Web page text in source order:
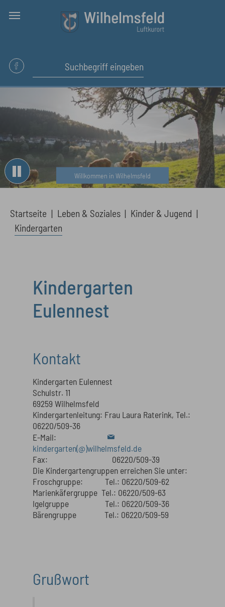
Willkommen in Wilhelmsfeld
Startseite Leben & Soziales
Kinder & Jugend
Kindergarten
Kindergarten
Eulennest
Kontakt
Kindergarten Eulennest
Schulstr. 11
69259 Wilhelmsfeld
Kindergartenleitung: Frau Laura Raterink, Tel.:
06220/509-36
E-Mail:
kindergarten(@)wilhelmsfeld.de
Fax: 06220/509-39
Die Kindergartengruppen erreichen Sie unter:
Froschgruppe: Tel.: 06220/509-62
Marienkäfergruppe Tel.: 06220/509-63
Igelgruppe Tel.: 06220/509-36
Bärengruppe Tel.: 06220/509-59
Grußwort